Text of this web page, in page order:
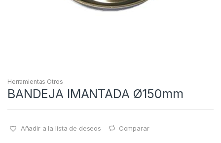
Herramientas Otros
BANDEJA IMANTADA Ø150mm
Añadir a la lista de deseos Comparar